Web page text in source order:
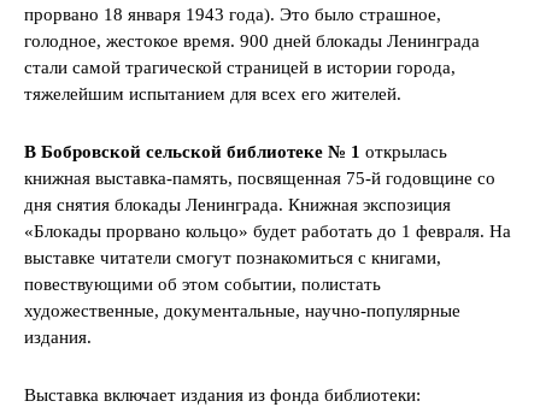
прорвано 18 января 1943 года). Это было страшное,
голодное, жестокое время. 900 дней блокады Ленинграда
стали самой трагической страницей в истории города,
тяжелейшим испытанием для всех его жителей.
В Бобровской сельской библиотеке № 1 открылась
книжная выставка-память, посвященная 75-й годовщине со
дня снятия блокады Ленинграда. Книжная экспозиция
«Блокады прорвано кольцо» будет работать до 1 февраля. На
выставке читатели смогут познакомиться с книгами,
повествующими об этом событии, полистать
художественные, документальные, научно-популярные
издания.
Выставка включает издания из фонда библиотеки: